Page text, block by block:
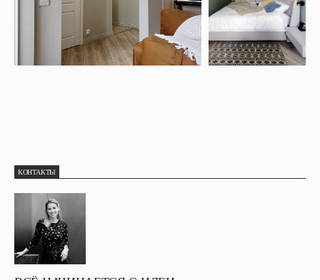
КОНТАКТЫ